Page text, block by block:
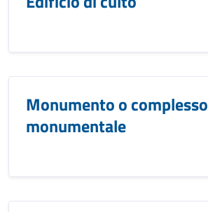
Monumento o complesso
monumentale